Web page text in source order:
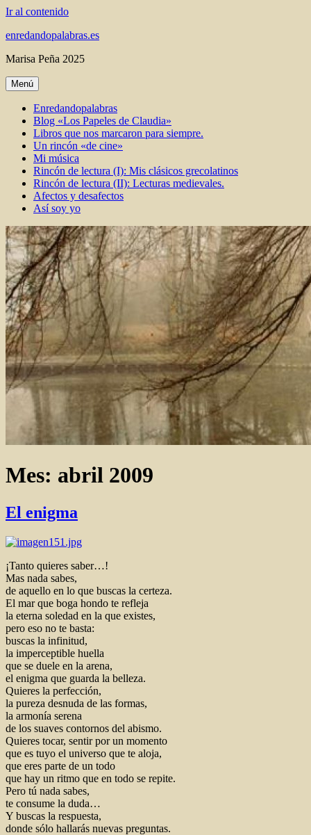
Ir al contenido
enredandopalabras.es
Marisa Peña 2025
Menú
Enredandopalabras
Blog «Los Papeles de Claudia»
Libros que nos marcaron para siempre.
Un rincón «de cine»
Mi música
Rincón de lectura (I): Mis clásicos grecolatinos
Rincón de lectura (II): Lecturas medievales.
Afectos y desafectos
Así soy yo
Mes: abril 2009
El enigma
¡Tanto quieres saber…!
Mas nada sabes,
de aquello en lo que buscas la certeza.
El mar que boga hondo te refleja
la eterna soledad en la que existes,
pero eso no te basta:
buscas la infinitud,
la imperceptible huella
que se duele en la arena,
el enigma que guarda la belleza.
Quieres la perfección,
la pureza desnuda de las formas,
la armonía serena
de los suaves contornos del abismo.
Quieres tocar, sentir por un momento
que es tuyo el universo que te aloja,
que eres parte de un todo
que hay un ritmo que en todo se repite.
Pero tú nada sabes,
te consume la duda…
Y buscas la respuesta,
donde sólo hallarás nuevas preguntas.